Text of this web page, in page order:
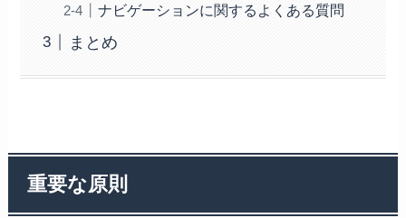
ナビゲーションに関するよくある質問
まとめ
重要な原則